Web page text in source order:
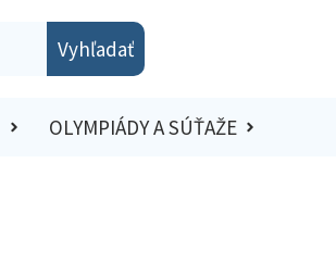
Vyhľadať
OLYMPIÁDY A SÚŤAŽE